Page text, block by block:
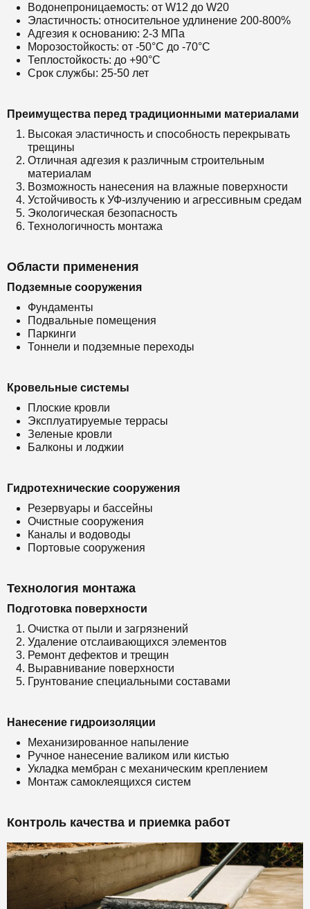
Водонепроницаемость: от W12 до W20
Эластичность: относительное удлинение 200-800%
Адгезия к основанию: 2-3 МПа
Морозостойкость: от -50°С до -70°С
Теплостойкость: до +90°С
Срок службы: 25-50 лет
Преимущества перед традиционными материалами
Высокая эластичность и способность перекрывать
трещины
Отличная адгезия к различным строительным
материалам
Возможность нанесения на влажные поверхности
Устойчивость к УФ-излучению и агрессивным средам
Экологическая безопасность
Технологичность монтажа
Области применения
Подземные сооружения
Фундаменты
Подвальные помещения
Паркинги
Тоннели и подземные переходы
Кровельные системы
Плоские кровли
Эксплуатируемые террасы
Зеленые кровли
Балконы и лоджии
Гидротехнические сооружения
Резервуары и бассейны
Очистные сооружения
Каналы и водоводы
Портовые сооружения
Технология монтажа
Подготовка поверхности
Очистка от пыли и загрязнений
Удаление отслаивающихся элементов
Ремонт дефектов и трещин
Выравнивание поверхности
Грунтование специальными составами
Нанесение гидроизоляции
Механизированное напыление
Ручное нанесение валиком или кистью
Укладка мембран с механическим креплением
Монтаж самоклеящихся систем
Контроль качества и приемка работ